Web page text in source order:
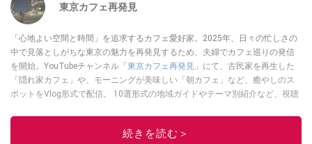
東京カフェ再発見
「心地よい空間と時間」を追求するカフェ愛好家。2025年、日々の忙しさの
中で見落としがちな東京の魅力を再発見するため、夫婦でカフェ巡りの発信
を開始。YouTubeチャンネル「 東京カフェ再発見 」にて、古民家を再生した
「隠れ家カフェ」や、モーニングが美味しい「朝カフェ」など、癒やしのス
ポットをVlog形式で配信。 10選形式の地域ガイドやテーマ別紹介など、視聴
このイチオシストの他の記事を読む
続きを読む＞